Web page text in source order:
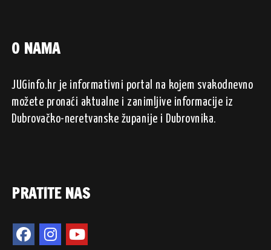
O NAMA
JUGinfo.hr je informativni portal na kojem svakodnevno
možete pronaći aktualne i zanimljive informacije iz
Dubrovačko-neretvanske županije i Dubrovnika.
PRATITE NAS